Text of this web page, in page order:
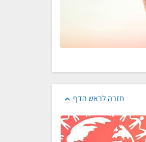
חזרה לראש הדף